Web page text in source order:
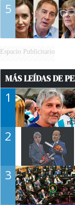
5
Espacio Publicitario
MÁS LEÍDAS DE
1
2
3